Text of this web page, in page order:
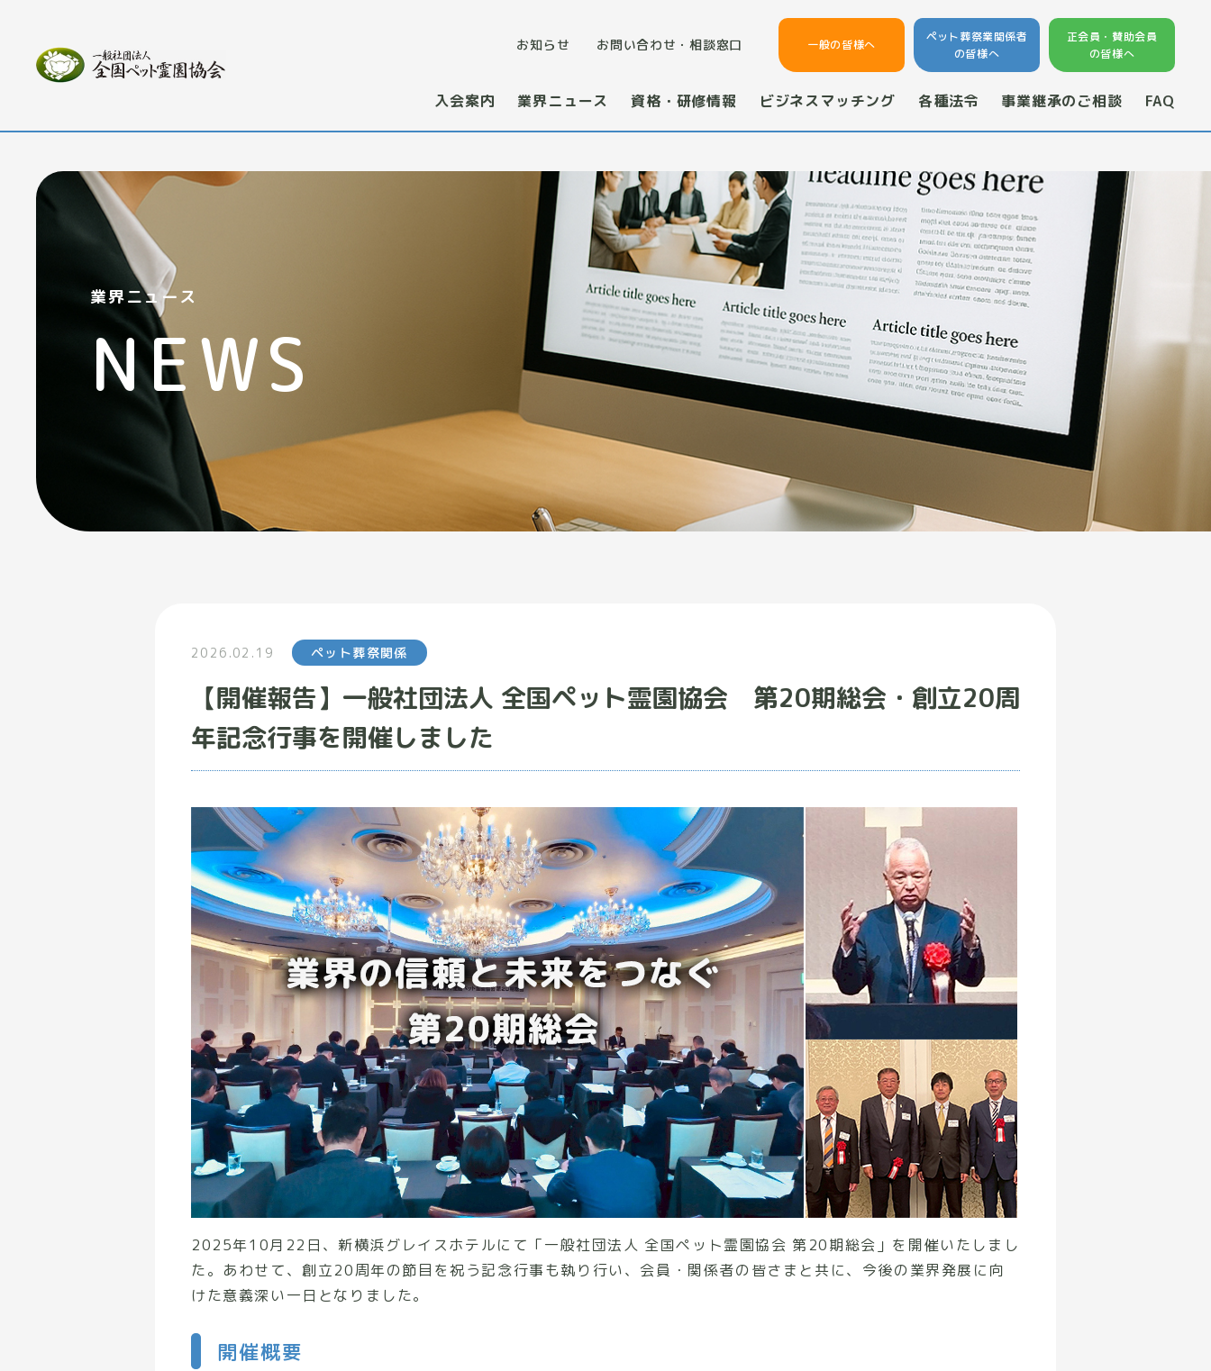
お知らせ お問い合わせ・相談窓口 一般の皆様へ
ペット葬祭業関係者
の皆様へ
正会員・賛助会員
の皆様へ
入会案内 業界ニュース 資格・研修情報 ビジネスマッチング 各種法令 事業継承のご相談 FAQ
業界ニュース
NEWS
2026.02.19 ペット葬祭関係
【開催報告】一般社団法人 全国ペット霊園協会 第20期総会・創立20周
年記念行事を開催しました
2025年10月22日、新横浜グレイスホテルにて「一般社団法人 全国ペット霊園協会 第20期総会」を開催いたしまし
た。あわせて、創立20周年の節目を祝う記念行事も執り行い、会員・関係者の皆さまと共に、今後の業界発展に向
けた意義深い一日となりました。
開催概要